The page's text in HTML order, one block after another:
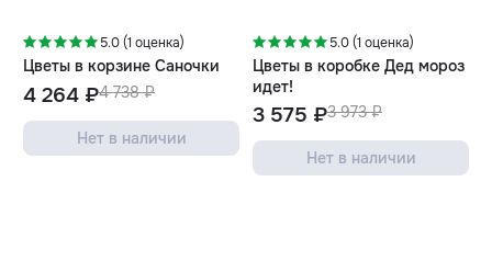
5.0 (1 оценка)
Цветы в корзине Саночки
4 738 ₽
4 264 ₽
Нет в наличии
5.0 (1 оценка)
Цветы в коробке Дед мороз
идет!
3 973 ₽
3 575 ₽
Нет в наличии